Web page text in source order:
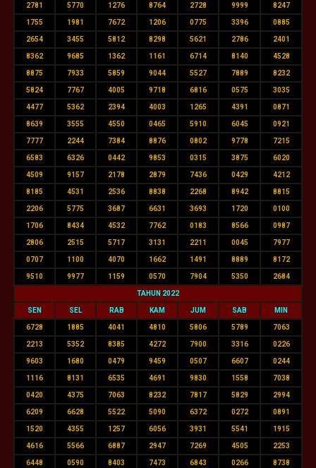
2781 5770 1276 8764 2728 9999 8247
1755 1981 7672 1206 0775 3396 0885
2654 3455 5812 8298 5621 2786 2401
8362 9685 1362 1161 6714 8140 4528
8875 7933 5859 9044 5527 7889 8232
5824 7767 4005 9718 6816 0575 3035
4477 5362 2394 4003 1265 4391 0871
8639 3555 4550 0465 5910 6045 0921
7777 2244 7384 8876 0802 9778 7215
6583 6326 0442 9853 0315 3875 6020
4509 9157 2178 2879 7436 0429 4212
8185 4531 2536 8838 2268 8942 8815
2206 5775 3687 6631 3693 1720 0100
1706 8434 4532 7762 0183 8566 0987
2806 2515 5717 3131 2211 0045 7977
0707 1100 4070 1662 1491 8889 8172
9510 9977 1159 0570 7904 5350 2684
TAHUN 2022
SEN SEL RAB KAM JUM SAB MIN
6728 1885 4041 4810 5806 5789 7063
2213 5352 8385 4272 7900 3316 0226
9603 1680 0479 9459 0507 6607 0244
1116 8131 6535 4691 9830 1558 7038
0420 4375 7063 8232 7817 5829 2994
6209 6628 5522 5090 6372 0272 0891
1520 4355 1257 6056 3931 5541 1915
4616 5566 6887 2947 7269 4505 2253
6448 0590 8403 7473 6843 0266 8738